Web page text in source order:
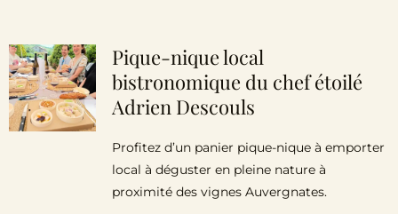
Pique-nique local
bistronomique du chef étoilé
Adrien Descouls
Profitez d’un panier pique-nique à emporter
local à déguster en pleine nature à
proximité des vignes Auvergnates.